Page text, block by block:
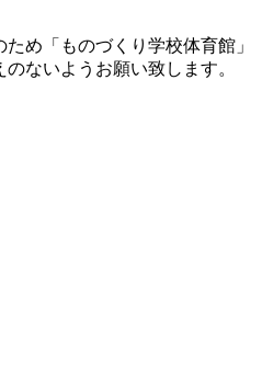
め「ものづくり学校体育館」
ないようお願い致します。